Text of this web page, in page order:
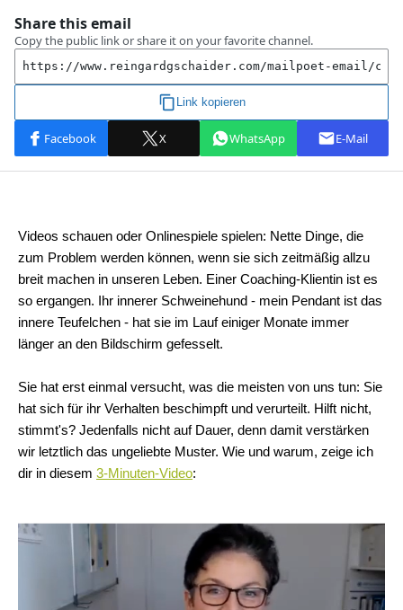
Videos schauen oder Onlinespiele spielen: Nette Dinge, die
zum Problem werden können, wenn sie sich zeitmäßig allzu
breit machen in unseren Leben. Einer Coaching-Klientin ist es
so ergangen. Ihr innerer Schweinehund - mein Pendant ist das
innere Teufelchen - hat sie im Lauf einiger Monate immer
länger an den Bildschirm gefesselt.
Sie hat erst einmal versucht, was die meisten von uns tun: Sie
hat sich für ihr Verhalten beschimpft und verurteilt. Hilft nicht,
stimmt's? Jedenfalls nicht auf Dauer, denn damit verstärken
wir letztlich das ungeliebte Muster. Wie und warum, zeige ich
dir in diesem 3-Minuten-Video: